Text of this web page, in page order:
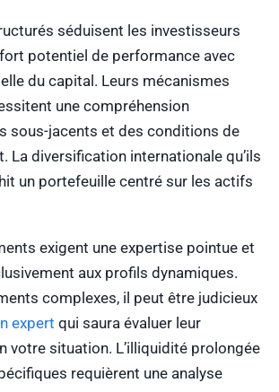
séduisent les investisseurs
potentiel de performance avec
du capital. Leurs mécanismes
une compréhension
sous-jacents et des conditions de
La diversification internationale qu’ils
un portefeuille centré sur les actifs
exigent une expertise pointue et
aux profils dynamiques.
complexes, il peut être judicieux
expert qui saura évaluer leur
votre situation. L’illiquidité prolongée
requièrent une analyse